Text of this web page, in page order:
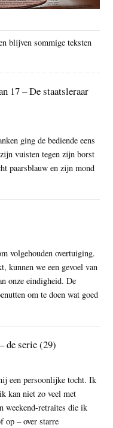
blijven sommige teksten
17 – De staatsleraar
ging de bediende eens
vuisten tegen zijn borst
paarsblauw en zijn mond
volgehouden overtuiging.
kunnen we een gevoel van
onze eindigheid. De
om te doen wat goed
de serie (29)
een persoonlijke tocht. Ik
kan niet zo veel met
weekend-retraites die ik
op – over starre